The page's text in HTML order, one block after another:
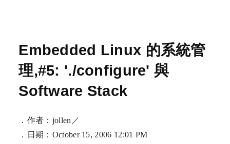
Embedded Linux 的系統管
理,#5: './configure' 與
Software Stack
．作者：jollen／
．日期：October 15, 2006 12:01 PM